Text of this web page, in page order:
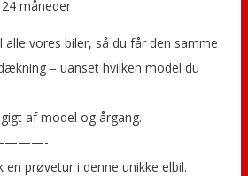
måneder
vores biler, så du får den samme
– uanset hvilken model du
af model og årgang.
prøvetur i denne unikke elbil.